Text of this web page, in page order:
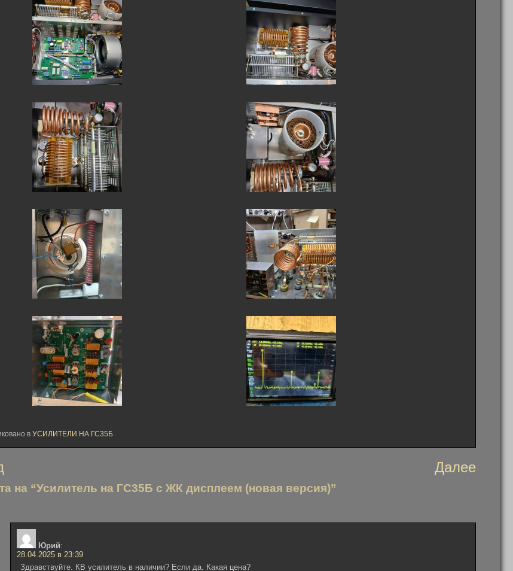
в УСИЛИТЕЛИ НА ГС35Б
Далее
на “Усилитель на ГС35Б с ЖК дисплеем (новая версия)”
Юрий:
28.04.2025 в 23:39
Здравствуйте. КВ усилитель в наличии? Если да. Какая цена?